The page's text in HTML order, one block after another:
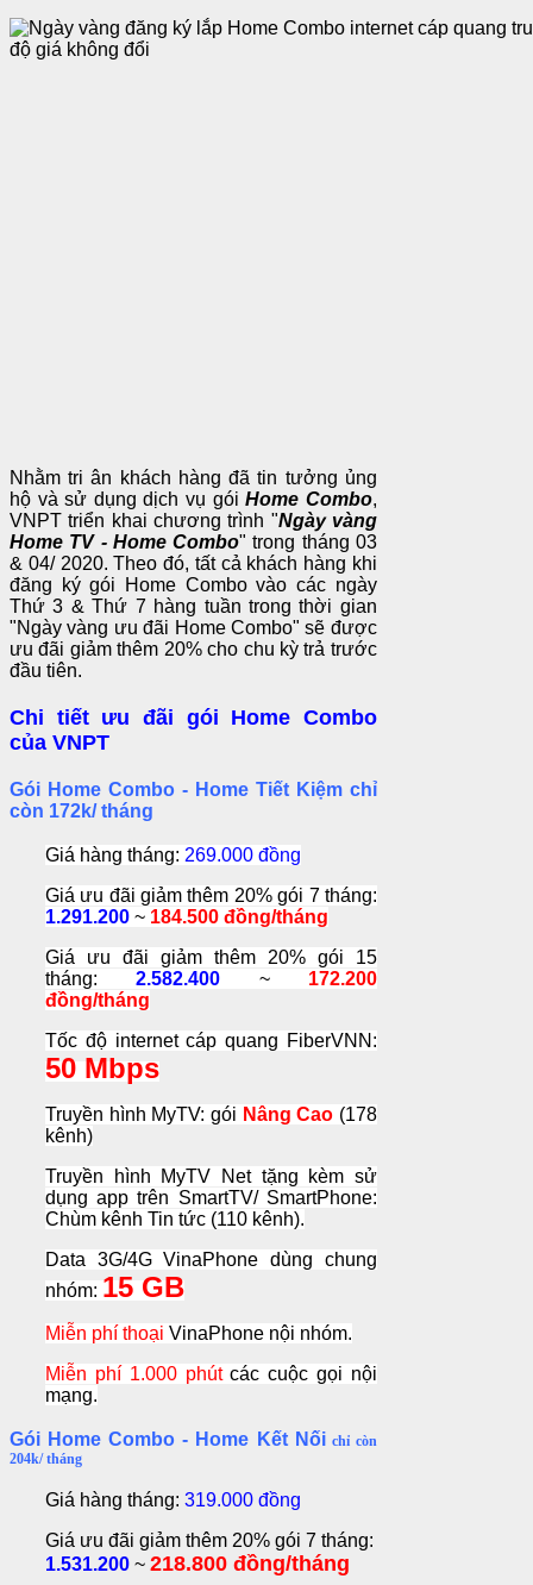
Nhằm tri ân khách hàng đã tin tưởng ủng
hộ và sử dụng dịch vụ góiHome Combo,
VNPT triển khai chương trình "Ngày vàng
Home TV - Home Combo" trong tháng 03
& 04/ 2020. Theo đó, tất cả khách hàng khi
đăng ký gói Home Combo vào các ngày
Thứ 3 & Thứ 7 hàng tuần trong thời gian
"Ngày vàng ưu đãi Home Combo" sẽ được
ưu đãi giảm thêm 20% cho chu kỳ trả trước
đầu tiên.
Chi tiết ưu đãi gói Home Combo
của VNPT
Gói Home Combo - Home Tiết Kiệm chỉ
còn 172k/ tháng
Giá hàng tháng: 269.000 đồng
Giá ưu đãi giảm thêm 20% gói 7 tháng:
1.291.200 ~ 184.500 đồng/tháng
Giá ưu đãi giảm thêm 20% gói 15
tháng:2.582.400 ~ 172.200
đồng/tháng
Tốc độ internet cáp quang FiberVNN:
50 Mbps
Truyền hình MyTV: gói Nâng Cao (178
kênh)
Truyền hình MyTV Net tặng kèm sử
dụng app trên SmartTV/ SmartPhone:
Chùm kênh Tin tức (110 kênh).
Data 3G/4G VinaPhone dùng chung
nhóm: 15 GB
Miễn phí thoại VinaPhone nội nhóm.
Miễn phí 1.000 phútcác cuộc gọi nội
mạng.
Gói Home Combo - Home Kết Nốichỉ còn
204k/ tháng
Giá hàng tháng: 319.000 đồng
Giá ưu đãi giảm thêm 20% gói 7 tháng:
1.531.200 ~ 218.800 đồng/tháng